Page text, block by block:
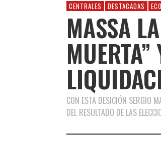
CENTRALES DESTACADAS
MASSA
CON ESTA DESICIÓN SERGIO
DEL RESULTADO DE LAS